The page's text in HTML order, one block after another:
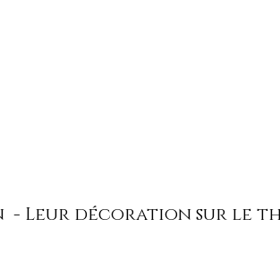
- Leur décoration sur le